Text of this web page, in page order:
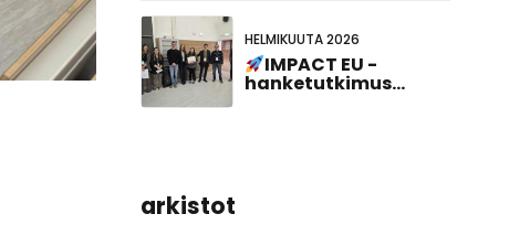
saksalaisessa
yhteiskokouksessa!
HELMIKUUTA 2026
IMPACT EU -
hanketutkimus
arkistot